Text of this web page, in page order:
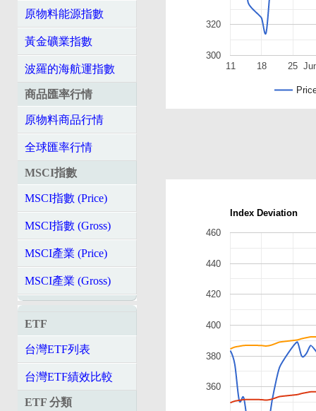
原物料能源指數
黃金礦業指數
波羅的海航運指數
商品匯率行情
原物料商品行情
全球匯率行情
MSCI指數
MSCI指數 (Price)
MSCI指數 (Gross)
MSCI產業 (Price)
MSCI產業 (Gross)
ETF
台灣ETF列表
台灣ETF績效比較
ETF 分類
11 18 25
300
320
Index Deviation
360
380
400
420
440
460